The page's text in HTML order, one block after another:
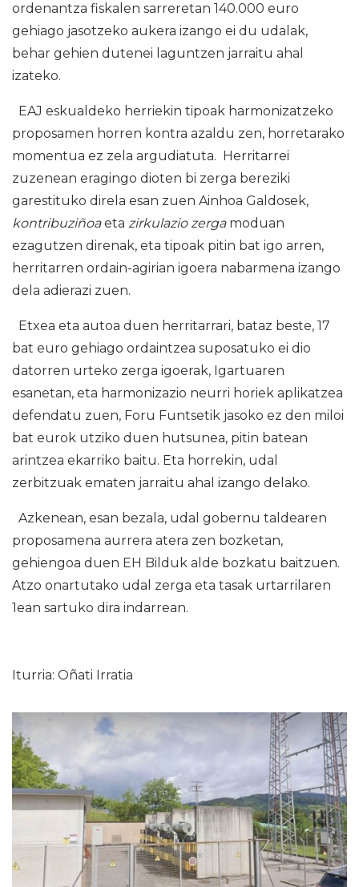
ordenantza fiskalen sarreretan 140.000 euro
gehiago jasotzeko aukera izango ei du udalak,
behar gehien dutenei laguntzen jarraitu ahal
izateko.
EAJ eskualdeko herriekin tipoak harmonizatzeko
proposamen horren kontra azaldu zen, horretarako
momentua ez zela argudiatuta. Herritarrei
zuzenean eragingo dioten bi zerga bereziki
garestituko direla esan zuen Ainhoa Galdosek,
kontribuziñoaeta zirkulazio zergamoduan
ezagutzen direnak, eta tipoak pitin bat igo arren,
herritarren ordain-agirian igoera nabarmena izango
dela adierazi zuen.
Etxea eta autoa duen herritarrari, bataz beste, 17
bat euro gehiago ordaintzea suposatuko ei dio
datorren urteko zerga igoerak, Igartuaren
esanetan, eta harmonizazio neurri horiek aplikatzea
defendatu zuen, Foru Funtsetik jasoko ez den miloi
bat eurok utziko duen hutsunea, pitin batean
arintzea ekarriko baitu. Eta horrekin, udal
zerbitzuak ematen jarraitu ahal izango delako.
Azkenean, esan bezala, udal gobernu taldearen
proposamena aurrera atera zen bozketan,
gehiengoa duen EH Bilduk alde bozkatu baitzuen.
Atzo onartutako udal zerga eta tasak urtarrilaren
1ean sartuko dira indarrean.
Iturria: Oñati Irratia